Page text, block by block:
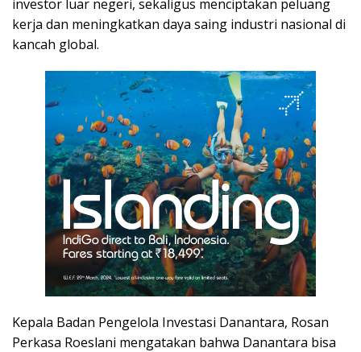
investor luar negeri, sekaligus menciptakan peluang
kerja dan meningkatkan daya saing industri nasional di
kancah global.
Kepala Badan Pengelola Investasi Danantara, Rosan
Perkasa Roeslani mengatakan bahwa Danantara bisa